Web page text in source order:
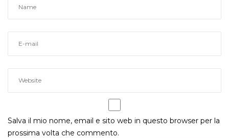
Salva il mio nome, email e sito web in questo browser per la
prossima volta che commento.